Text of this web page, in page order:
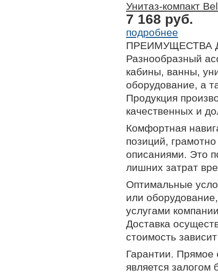
Унитаз-компакт
7 168 руб.
подробнее
ПРЕИМУЩЕСТВА
Разнообразный
кабины, ванны,
оборудование, а
Продукция
качественных и
Комфортная
позиций,
описаниями. Это
лишних затрат
Оптимальные
или
услугами
Доставка
стоимость
Гарантии. Прямое
является залогом